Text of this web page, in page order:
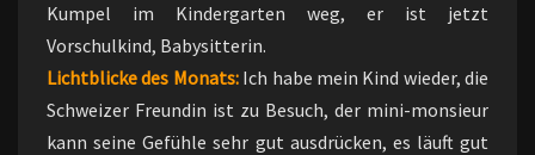
Kumpel im Kindergarten weg, er ist jetzt
Vorschulkind, Babysitterin.
Lichtblicke des Monats:Ich habe mein Kind wieder, die
Schweizer Freundin ist zu Besuch, der mini-monsieur
kann seine Gefühle sehr gut ausdrücken, es läuft gut